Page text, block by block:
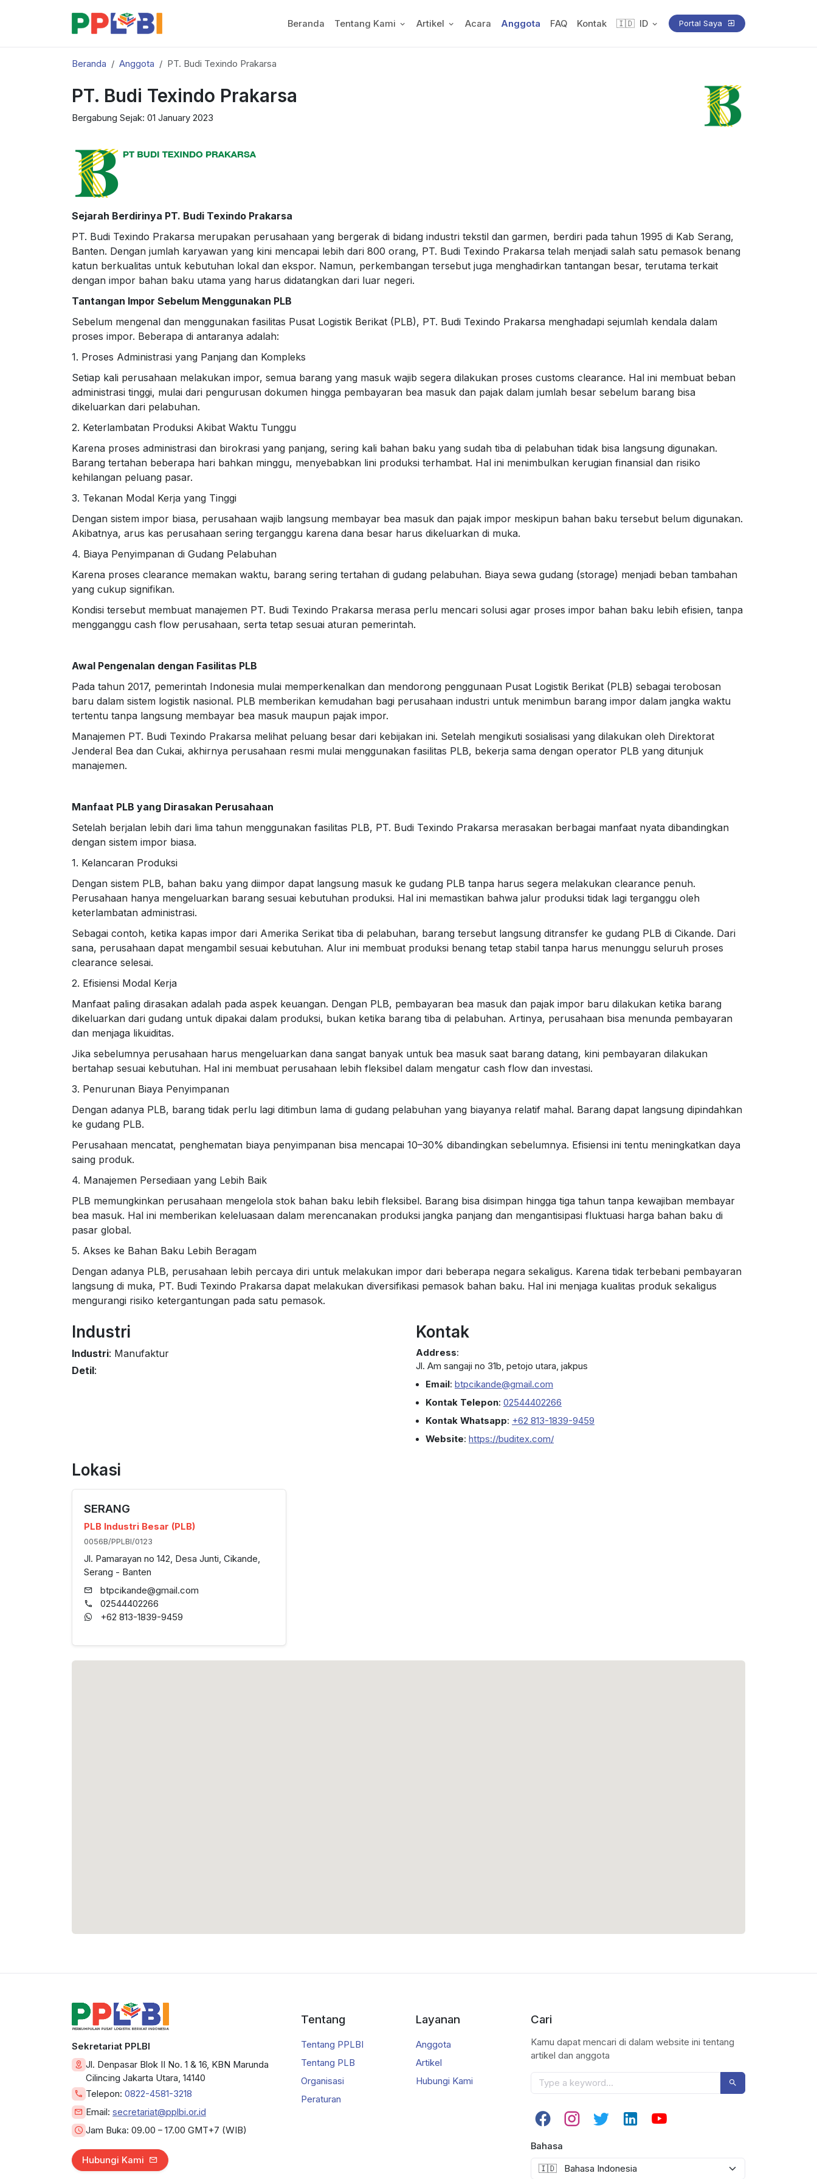
Beranda Tentang Kami Artikel Acara Anggota FAQ Kontak 🇮🇩 ID Portal Saya
Beranda Anggota PT. Budi Texindo Prakarsa
PT. Budi Texindo Prakarsa
Bergabung Sejak: 01 January 2023
Sejarah Berdirinya PT. Budi Texindo Prakarsa
PT. Budi Texindo Prakarsa merupakan perusahaan yang bergerak di bidang industri tekstil dan garmen, berdiri pada tahun 1995 di Kab Serang,
Banten. Dengan jumlah karyawan yang kini mencapai lebih dari 800 orang, PT. Budi Texindo Prakarsa telah menjadi salah satu pemasok benang
katun berkualitas untuk kebutuhan lokal dan ekspor. Namun, perkembangan tersebut juga menghadirkan tantangan besar, terutama terkait
dengan impor bahan baku utama yang harus didatangkan dari luar negeri.
Tantangan Impor Sebelum Menggunakan PLB
Sebelum mengenal dan menggunakan fasilitas Pusat Logistik Berikat (PLB), PT. Budi Texindo Prakarsa menghadapi sejumlah kendala dalam
proses impor. Beberapa di antaranya adalah:
1. Proses Administrasi yang Panjang dan Kompleks
Setiap kali perusahaan melakukan impor, semua barang yang masuk wajib segera dilakukan proses customs clearance. Hal ini membuat beban
administrasi tinggi, mulai dari pengurusan dokumen hingga pembayaran bea masuk dan pajak dalam jumlah besar sebelum barang bisa
dikeluarkan dari pelabuhan.
2. Keterlambatan Produksi Akibat Waktu Tunggu
Karena proses administrasi dan birokrasi yang panjang, sering kali bahan baku yang sudah tiba di pelabuhan tidak bisa langsung digunakan.
Barang tertahan beberapa hari bahkan minggu, menyebabkan lini produksi terhambat. Hal ini menimbulkan kerugian finansial dan risiko
kehilangan peluang pasar.
3. Tekanan Modal Kerja yang Tinggi
Dengan sistem impor biasa, perusahaan wajib langsung membayar bea masuk dan pajak impor meskipun bahan baku tersebut belum digunakan.
Akibatnya, arus kas perusahaan sering terganggu karena dana besar harus dikeluarkan di muka.
4. Biaya Penyimpanan di Gudang Pelabuhan
Karena proses clearance memakan waktu, barang sering tertahan di gudang pelabuhan. Biaya sewa gudang (storage) menjadi beban tambahan
yang cukup signifikan.
Kondisi tersebut membuat manajemen PT. Budi Texindo Prakarsa merasa perlu mencari solusi agar proses impor bahan baku lebih efisien, tanpa
mengganggu cash flow perusahaan, serta tetap sesuai aturan pemerintah.
Awal Pengenalan dengan Fasilitas PLB
Pada tahun 2017, pemerintah Indonesia mulai memperkenalkan dan mendorong penggunaan Pusat Logistik Berikat (PLB) sebagai terobosan
baru dalam sistem logistik nasional. PLB memberikan kemudahan bagi perusahaan industri untuk menimbun barang impor dalam jangka waktu
tertentu tanpa langsung membayar bea masuk maupun pajak impor.
Manajemen PT. Budi Texindo Prakarsa melihat peluang besar dari kebijakan ini. Setelah mengikuti sosialisasi yang dilakukan oleh Direktorat
Jenderal Bea dan Cukai, akhirnya perusahaan resmi mulai menggunakan fasilitas PLB, bekerja sama dengan operator PLB yang ditunjuk
manajemen.
Manfaat PLB yang Dirasakan Perusahaan
Setelah berjalan lebih dari lima tahun menggunakan fasilitas PLB, PT. Budi Texindo Prakarsa merasakan berbagai manfaat nyata dibandingkan
dengan sistem impor biasa.
1. Kelancaran Produksi
Dengan sistem PLB, bahan baku yang diimpor dapat langsung masuk ke gudang PLB tanpa harus segera melakukan clearance penuh.
Perusahaan hanya mengeluarkan barang sesuai kebutuhan produksi. Hal ini memastikan bahwa jalur produksi tidak lagi terganggu oleh
keterlambatan administrasi.
Sebagai contoh, ketika kapas impor dari Amerika Serikat tiba di pelabuhan, barang tersebut langsung ditransfer ke gudang PLB di Cikande. Dari
sana, perusahaan dapat mengambil sesuai kebutuhan. Alur ini membuat produksi benang tetap stabil tanpa harus menunggu seluruh proses
clearance selesai.
2. Efisiensi Modal Kerja
Manfaat paling dirasakan adalah pada aspek keuangan. Dengan PLB, pembayaran bea masuk dan pajak impor baru dilakukan ketika barang
dikeluarkan dari gudang untuk dipakai dalam produksi, bukan ketika barang tiba di pelabuhan. Artinya, perusahaan bisa menunda pembayaran
dan menjaga likuiditas.
Jika sebelumnya perusahaan harus mengeluarkan dana sangat banyak untuk bea masuk saat barang datang, kini pembayaran dilakukan
bertahap sesuai kebutuhan. Hal ini membuat perusahaan lebih fleksibel dalam mengatur cash flow dan investasi.
3. Penurunan Biaya Penyimpanan
Dengan adanya PLB, barang tidak perlu lagi ditimbun lama di gudang pelabuhan yang biayanya relatif mahal. Barang dapat langsung dipindahkan
ke gudang PLB.
Perusahaan mencatat, penghematan biaya penyimpanan bisa mencapai 10–30% dibandingkan sebelumnya. Efisiensi ini tentu meningkatkan daya
saing produk.
4. Manajemen Persediaan yang Lebih Baik
PLB memungkinkan perusahaan mengelola stok bahan baku lebih fleksibel. Barang bisa disimpan hingga tiga tahun tanpa kewajiban membayar
bea masuk. Hal ini memberikan keleluasaan dalam merencanakan produksi jangka panjang dan mengantisipasi fluktuasi harga bahan baku di
pasar global.
5. Akses ke Bahan Baku Lebih Beragam
Dengan adanya PLB, perusahaan lebih percaya diri untuk melakukan impor dari beberapa negara sekaligus. Karena tidak terbebani pembayaran
langsung di muka, PT. Budi Texindo Prakarsa dapat melakukan diversifikasi pemasok bahan baku. Hal ini menjaga kualitas produk sekaligus
mengurangi risiko ketergantungan pada satu pemasok.
Industri
Industri: Manufaktur
Detil:
Kontak
Address:
Jl. Am sangaji no 31b, petojo utara, jakpus
Email : btpcikande@gmail.com
Kontak Telepon: 02544402266
Kontak Whatsapp: +62 813-1839-9459
Website: https://buditex.com/
Lokasi
SERANG
PLB Industri Besar (PLB)
0056B/PPLBI/0123
Jl. Pamarayan no 142, Desa Junti, Cikande,
Serang - Banten
btpcikande@gmail.com
02544402266
+62 813-1839-9459
Sekretariat PPLBI
Jl. Denpasar Blok II No. 1 & 16, KBN Marunda
Cilincing Jakarta Utara, 14140
Telepon: 0822-4581-3218
Email: secretariat@pplbi.or.id
Jam Buka: 09.00 – 17.00 GMT+7 (WIB)
Hubungi Kami
Tentang
Tentang PPLBI
Tentang PLB
Organisasi
Peraturan
Layanan
Anggota
Artikel
Hubungi Kami
Cari
Kamu dapat mencari di dalam website ini tentang
artikel dan anggota
Bahasa